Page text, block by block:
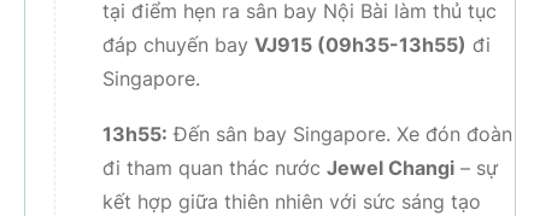
tại điểm hẹn ra sân bay Nội Bài làm thủ tục
đáp chuyến bay VJ915 (09h35-13h55) đi
Singapore.
13h55: Đến sân bay Singapore. Xe đón đoàn
đi tham quan thác nước Jewel Changi – sự
kết hợp giữa thiên nhiên với sức sáng tạo